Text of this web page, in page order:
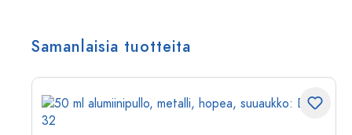
Samanlaisia tuotteita